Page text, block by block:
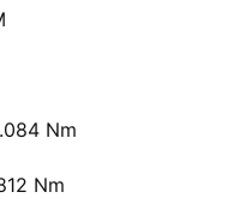
Nm
Nm